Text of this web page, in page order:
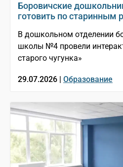
Боровичские
готовить по старинным
В дошкольном отделении
школы №4 провели
старого чугунка»
29.07.2026 | Образование